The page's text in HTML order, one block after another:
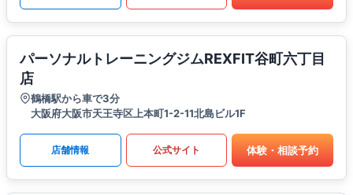
パーソナルトレーニングジムREXFIT谷町六丁目
店
鶴橋駅から車で3分
大阪府大阪市天王寺区上本町1-2-11北島ビル1F
店舗情報 公式サイト 体験・相談予約